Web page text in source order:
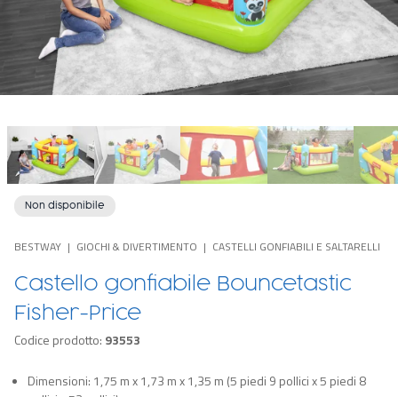
Non disponibile
BESTWAY GIOCHI & DIVERTIMENTO CASTELLI GONFIABILI E SALTARELLI
Castello gonfiabile Bouncetastic
Fisher-Price
Codice prodotto: 93553
Dimensioni: 1,75 m x 1,73 m x 1,35 m (5 piedi 9 pollici x 5 piedi 8